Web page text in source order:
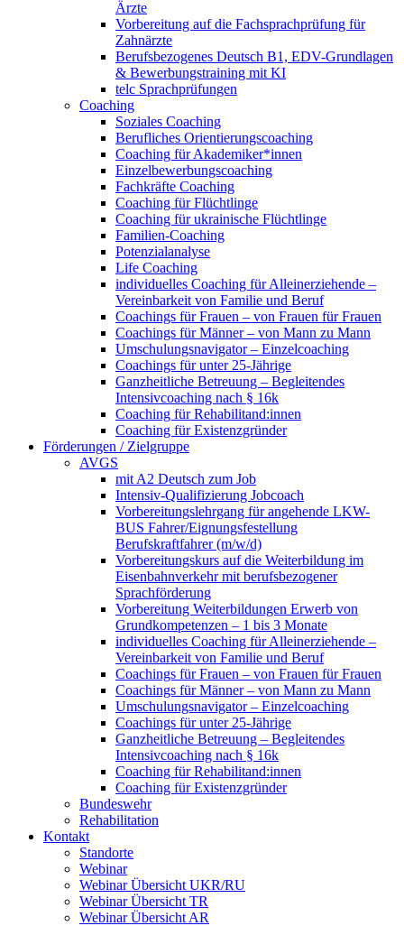
Ärzte
Vorbereitung auf die Fachsprachprüfung für
Zahnärzte
Berufsbezogenes Deutsch B1, EDV-Grundlagen
& Bewerbungstraining mit KI
telc Sprachprüfungen
Coaching
Soziales Coaching
Berufliches Orientierungscoaching
Coaching für Akademiker*innen
Einzelbewerbungscoaching
Fachkräfte Coaching
Coaching für Flüchtlinge
Coaching für ukrainische Flüchtlinge
Familien-Coaching
Potenzialanalyse
Life Coaching
individuelles Coaching für Alleinerziehende –
Vereinbarkeit von Familie und Beruf
Coachings für Frauen – von Frauen für Frauen
Coachings für Männer – von Mann zu Mann
Umschulungsnavigator – Einzelcoaching
Coachings für unter 25-Jährige
Ganzheitliche Betreuung – Begleitendes
Intensivcoaching nach § 16k
Coaching für Rehabilitand:innen
Coaching für Existenzgründer
Förderungen / Zielgruppe
AVGS
mit A2 Deutsch zum Job
Intensiv-Qualifizierung Jobcoach
Vorbereitungslehrgang für angehende LKW-
BUS Fahrer/Eignungsfestellung
Berufskraftfahrer (m/w/d)
Vorbereitungskurs auf die Weiterbildung im
Eisenbahnverkehr mit berufsbezogener
Sprachförderung
Vorbereitung Weiterbildungen Erwerb von
Grundkompetenzen – 1 bis 3 Monate
individuelles Coaching für Alleinerziehende –
Vereinbarkeit von Familie und Beruf
Coachings für Frauen – von Frauen für Frauen
Coachings für Männer – von Mann zu Mann
Umschulungsnavigator – Einzelcoaching
Coachings für unter 25-Jährige
Ganzheitliche Betreuung – Begleitendes
Intensivcoaching nach § 16k
Coaching für Rehabilitand:innen
Coaching für Existenzgründer
Bundeswehr
Rehabilitation
Kontakt
Standorte
Webinar
Webinar Übersicht UKR/RU
Webinar Übersicht TR
Webinar Übersicht AR